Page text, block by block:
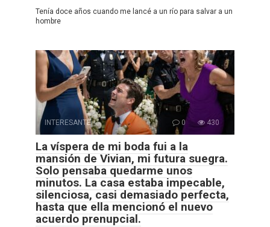
Tenía doce años cuando me lancé a un río para salvar a un
hombre
INTERESANTE 0 430
La víspera de mi boda fui a la
mansión de Vivian, mi futura suegra.
Solo pensaba quedarme unos
minutos. La casa estaba impecable,
silenciosa, casi demasiado perfecta,
hasta que ella mencionó el nuevo
acuerdo prenupcial.